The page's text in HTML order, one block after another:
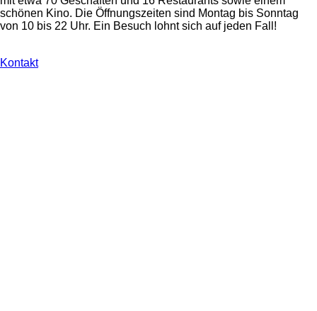
schönen Kino. Die Öffnungszeiten sind Montag bis Sonntag
von 10 bis 22 Uhr. Ein Besuch lohnt sich auf jeden Fall!
Kontakt